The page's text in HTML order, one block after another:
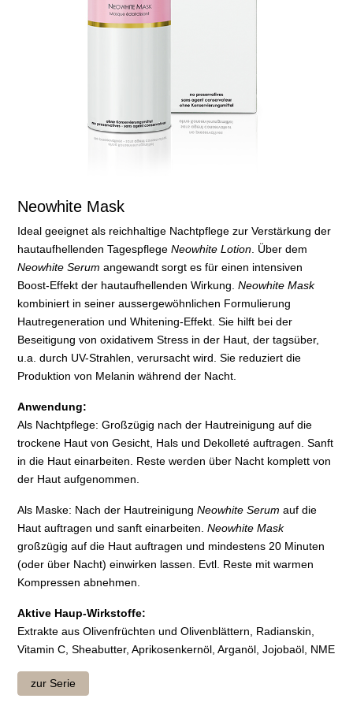
Neowhite Mask
Ideal geeignet als reichhaltige Nachtpflege zur Verstärkung der
hautaufhellenden Tagespflege Neowhite Lotion . Über dem
Neowhite Serum angewandt sorgt es für einen intensiven
Boost-Effekt der hautaufhellenden Wirkung. Neowhite Mask
kombiniert in seiner aussergewöhnlichen Formulierung
Hautregeneration und Whitening-Effekt. Sie hilft bei der
Beseitigung von oxidativem Stress in der Haut, der tagsüber,
u.a. durch UV-Strahlen, verursacht wird. Sie reduziert die
Produktion von Melanin während der Nacht.
Anwendung:
Als Nachtpflege: Großzügig nach der Hautreinigung auf die
trockene Haut von Gesicht, Hals und Dekolleté auftragen. Sanft
in die Haut einarbeiten. Reste werden über Nacht komplett von
der Haut aufgenommen.
Als Maske: Nach der Hautreinigung Neowhite Serum auf die
Haut auftragen und sanft einarbeiten. Neowhite Mask
großzügig auf die Haut auftragen und mindestens 20 Minuten
(oder über Nacht) einwirken lassen. Evtl. Reste mit warmen
Kompressen abnehmen.
Aktive Haup-Wirkstoffe:
Extrakte aus Olivenfrüchten und Olivenblättern, Radianskin,
Vitamin C, Sheabutter, Aprikosenkernöl, Arganöl, Jojobaöl, NME
zur Serie